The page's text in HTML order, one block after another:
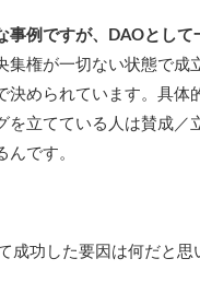
事例ですが、DAOとし
集権が一切ない状態で成
決められています。具体
を立てている人は賛成／
です。
成功した要因は何だと思